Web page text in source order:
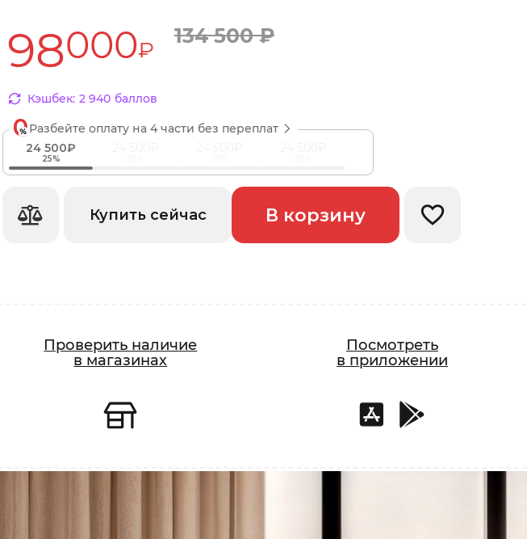
134 500₽
98000₽
Кэшбек: 2 940 баллов
Разбейте оплату на 4 части без переплат
24 500₽
25%
Купить сейчас В корзину Добавить в
Проверить наличие
в магазинах
Посмотреть
в приложении